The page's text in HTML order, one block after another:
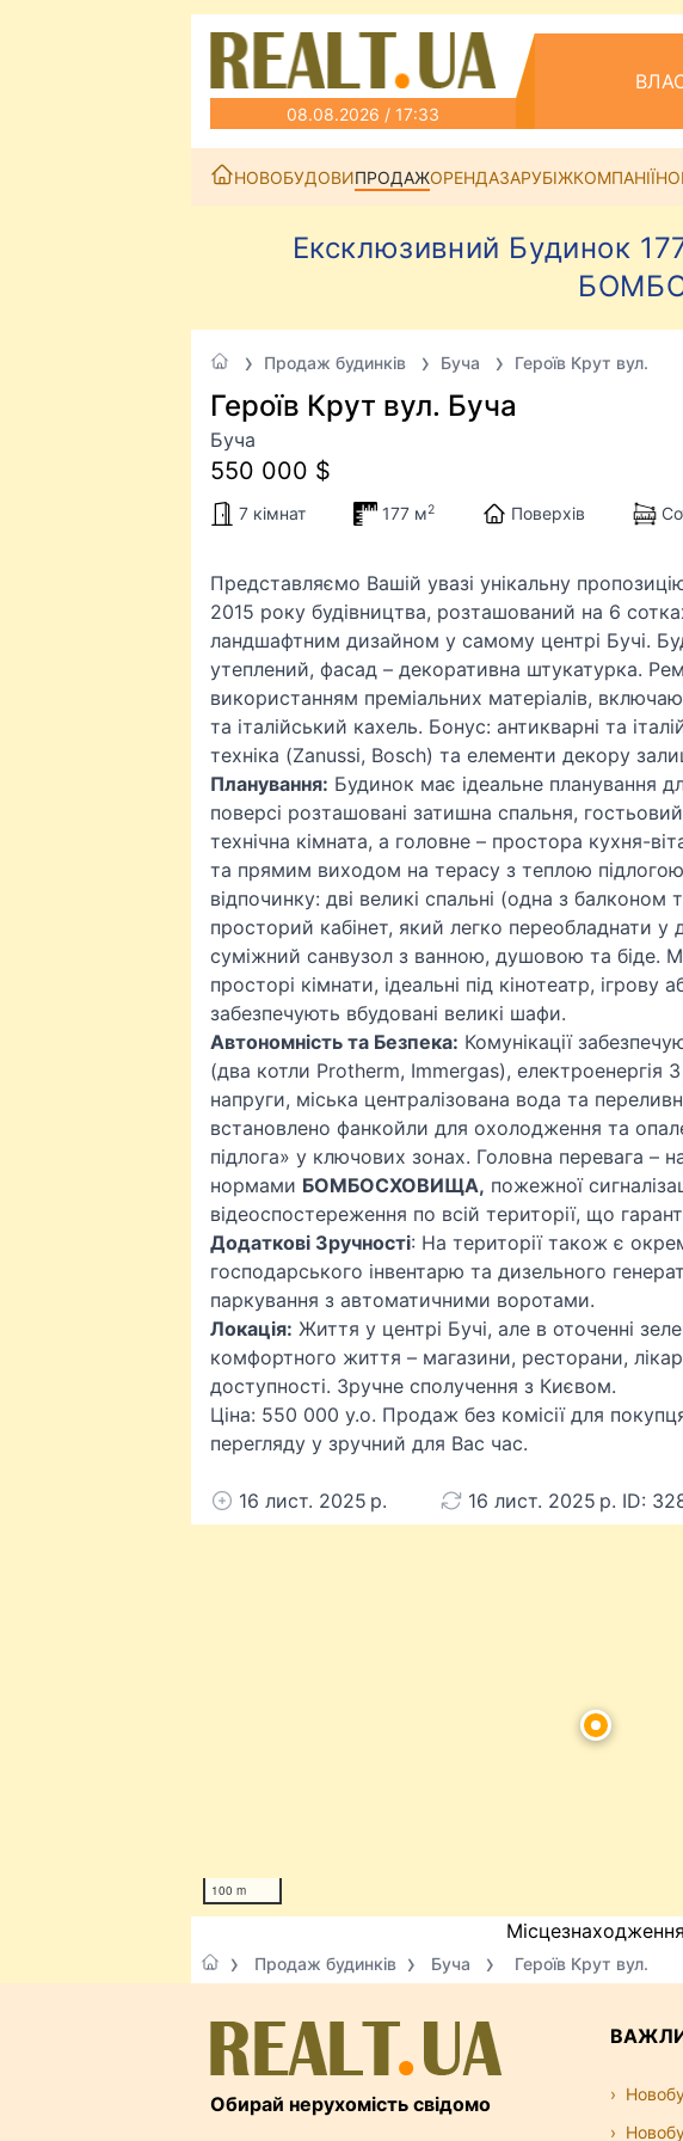
08.08.2026 / 17:33
НОВОБУДОВИПРОДАЖОРЕНДАЗАРУБІЖКОМПАНІЇ
Ексклюзивний Будинок
Продаж будинків Буча Героїв Крут вул.
Героїв Крут вул. Буча
Буча
550 000 $
7 кімнат 177 м2 Поверхів
Представляємо Вашій увазі унікальну
2015 року будівництва, розташований на 6
ландшафтним дизайном у самому центрі Бучі.
утеплений, фасад – декоративна штукатурка.
використанням преміальних матеріалів,
та італійський кахель. Бонус: антикварні та
техніка (Zanussi, Bosch) та елементи декору
Планування: Будинок має ідеальне планування
поверсі розташовані затишна спальня,
технічна кімната, а головне – простора кухня-
та прямим виходом на терасу з теплою
відпочинку: дві великі спальні (одна з
просторий кабінет, який легко переобладнати
суміжний санвузол з ванною, душовою та біде.
просторі кімнати, ідеальні під кінотеатр,
забезпечують вбудовані великі шафи.
Автономність та Безпека: Комунікації
(два котли Protherm, Immergas), електроенергія 3
напруги, міська централізована вода та
встановлено фанкойли для охолодження та
підлога» у ключових зонах. Головна перевага –
нормами БОМБОСХОВИЩА, пожежної
відеоспостереження по всій території, що
Додаткові Зручності: На території також є
господарського інвентарю та дизельного
паркування з автоматичними воротами.
Локація: Життя у центрі Бучі, але в оточенні
комфортного життя – магазини, ресторани,
доступності. Зручне сполучення з Києвом.
Ціна: 550 000 у.о. Продаж без комісії для
перегляду у зручний для Вас час.
16 лист. 2025 р. 16 лист. 2025 р. ID:
100 m
Місцезнаходження
Продаж будинків Буча Героїв Крут вул.
Обирай нерухомість свідомо